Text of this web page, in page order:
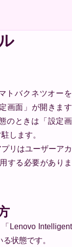
トバクネツオーを
画面」が開きます
のときは「設定画
します。
リはユーザーアカ
する必要がありま
Lenovo Intelligent
状態です。